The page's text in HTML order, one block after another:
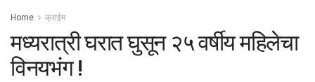
Home क्राईम
मध्यरात्री घरात घुसून २५ वर्षीय महिलेचा
विनयभंग !